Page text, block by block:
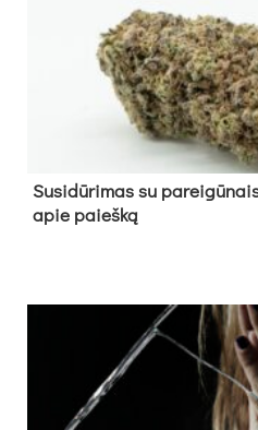
Su­si­dū­ri­mas su
apie paieš­ką